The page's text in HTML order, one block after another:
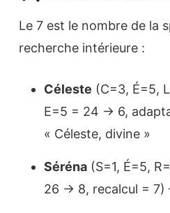
Le 7 est le nombre de la
recherche intérieure :
Céleste (C=3, É=5,
E=5 = 24 → 6,
« Céleste, divine »
Séréna (S=1, É=5,
26 → 8, recalcul = 7)